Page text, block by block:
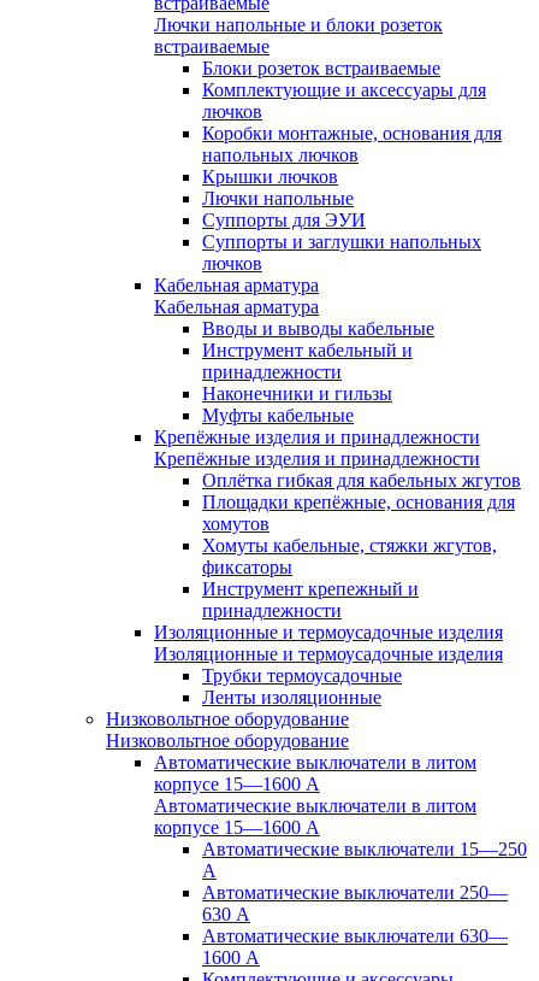
Лючки напольные и блоки розеток
встраиваемые
Блоки розеток встраиваемые
Комплектующие и аксессуары для
лючков
Коробки монтажные, основания для
напольных лючков
Крышки лючков
Лючки напольные
Суппорты для ЭУИ
Суппорты и заглушки напольных
лючков
Кабельная арматура
Кабельная арматура
Вводы и выводы кабельные
Инструмент кабельный и
принадлежности
Наконечники и гильзы
Муфты кабельные
Крепёжные изделия и принадлежности
Крепёжные изделия и принадлежности
Оплётка гибкая для кабельных жгутов
Площадки крепёжные, основания для
хомутов
Хомуты кабельные, стяжки жгутов,
фиксаторы
Инструмент крепежный и
принадлежности
Изоляционные и термоусадочные изделия
Изоляционные и термоусадочные изделия
Трубки термоусадочные
Ленты изоляционные
Низковольтное оборудование
Низковольтное оборудование
Автоматические выключатели в литом
корпусе 15—1600 А
Автоматические выключатели в литом
корпусе 15—1600 А
Автоматические выключатели 15—250
А
Автоматические выключатели 250—
630 А
Автоматические выключатели 630—
1600 А